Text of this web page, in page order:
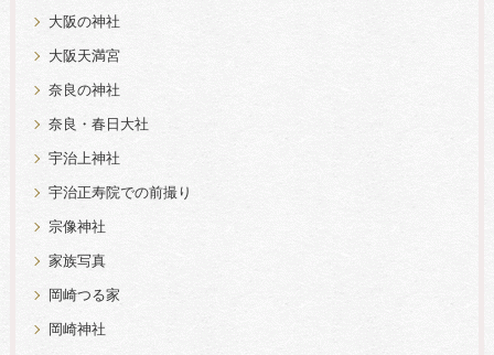
大阪の神社
大阪天満宮
奈良の神社
奈良・春日大社
宇治上神社
宇治正寿院での前撮り
宗像神社
家族写真
岡崎つる家
岡崎神社